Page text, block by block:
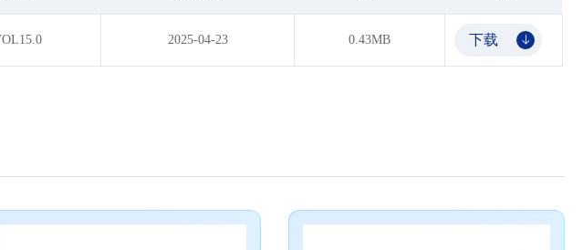
2025-04-23 0.43MB 下载 𐃯